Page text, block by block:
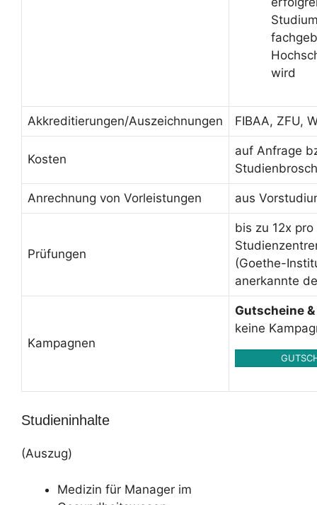
wird
Akkreditierungen/Auszeichnungen FIBAA, ZFU,
Kosten
auf Anfrage
Anrechnung von Vorleistungen aus
Prüfungen
bis zu 12x
(Goethe-
anerkannte
Kampagnen
Gutscheine
keine
Studieninhalte
(Auszug)
Medizin für Manager im